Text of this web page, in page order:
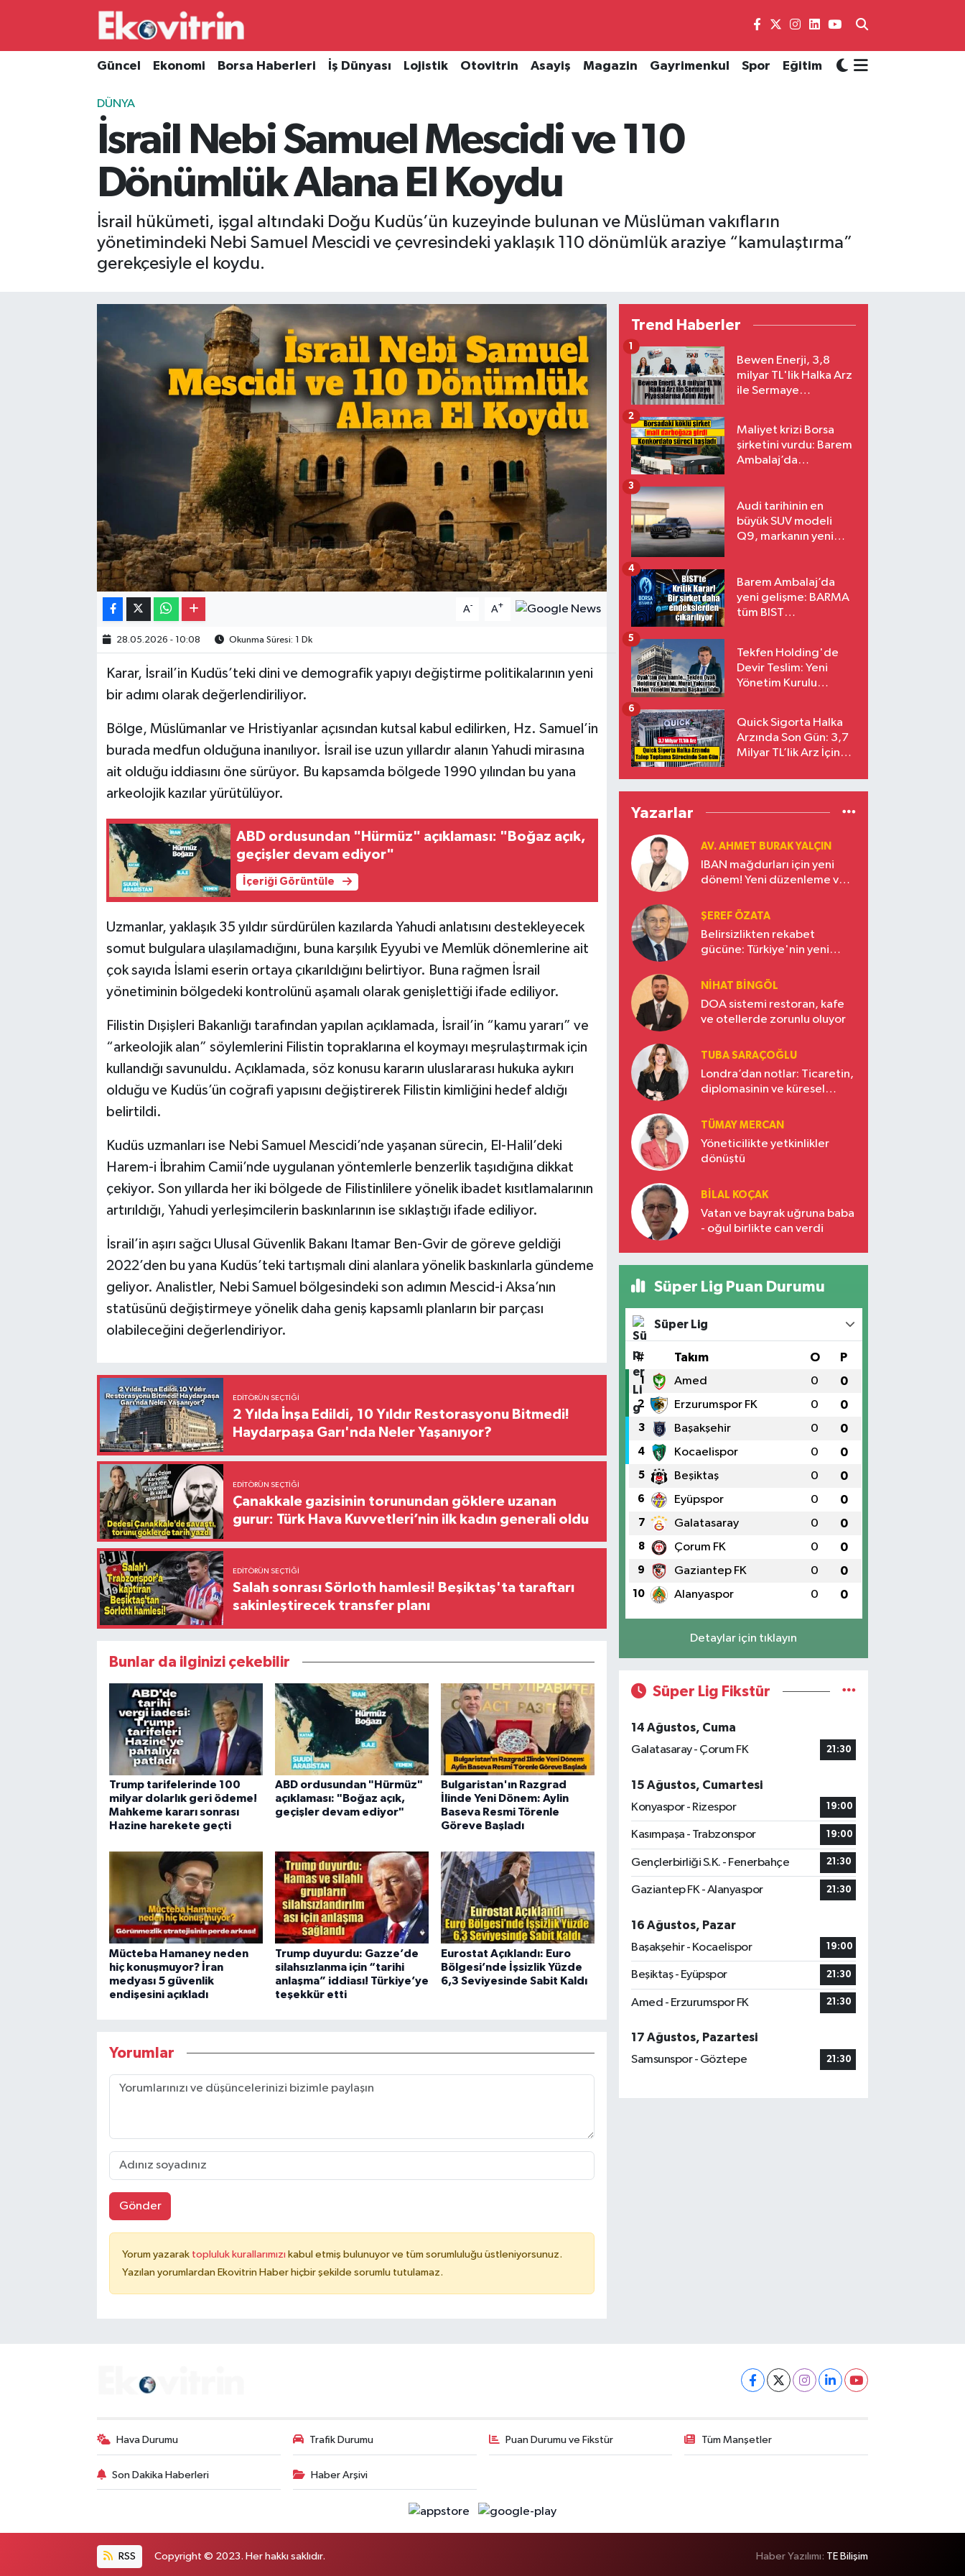
Güncel Ekonomi Borsa Haberleri İş Dünyası Lojistik Otovitrin Asayiş Magazin Gayrimenkul Spor Eğitim
DÜNYA
İsrail Nebi Samuel Mescidi ve 110
Dönümlük Alana El Koydu
İsrail hükümeti, işgal altındaki Doğu Kudüs’ün kuzeyinde bulunan ve Müslüman vakıfların
yönetimindeki Nebi Samuel Mescidi ve çevresindeki yaklaşık 110 dönümlük araziye “kamulaştırma”
gerekçesiyle el koydu.
A- A+
28.05.2026 - 10:08 Okunma Süresi: 1 Dk
Karar, İsrail’in Kudüs’teki dini ve demografik yapıyı değiştirme politikalarının yeni
bir adımı olarak değerlendiriliyor.
Bölge, Müslümanlar ve Hristiyanlar açısından kutsal kabul edilirken, Hz. Samuel’in
burada medfun olduğuna inanılıyor. İsrail ise uzun yıllardır alanın Yahudi mirasına
ait olduğu iddiasını öne sürüyor. Bu kapsamda bölgede 1990 yılından bu yana
arkeolojik kazılar yürütülüyor.
ABD ordusundan "Hürmüz" açıklaması: "Boğaz açık,
geçişler devam ediyor"
İçeriği Görüntüle
Uzmanlar, yaklaşık 35 yıldır sürdürülen kazılarda Yahudi anlatısını destekleyecek
somut bulgulara ulaşılamadığını, buna karşılık Eyyubi ve Memlük dönemlerine ait
çok sayıda İslami eserin ortaya çıkarıldığını belirtiyor. Buna rağmen İsrail
yönetiminin bölgedeki kontrolünü aşamalı olarak genişlettiği ifade ediliyor.
Filistin Dışişleri Bakanlığı tarafından yapılan açıklamada, İsrail’in “kamu yararı” ve
“arkeolojik alan” söylemlerini Filistin topraklarına el koymayı meşrulaştırmak için
kullandığı savunuldu. Açıklamada, söz konusu kararın uluslararası hukuka aykırı
olduğu ve Kudüs’ün coğrafi yapısını değiştirerek Filistin kimliğini hedef aldığı
belirtildi.
Kudüs uzmanları ise Nebi Samuel Mescidi’nde yaşanan sürecin, El-Halil’deki
Harem-i İbrahim Camii’nde uygulanan yöntemlerle benzerlik taşıdığına dikkat
çekiyor. Son yıllarda her iki bölgede de Filistinlilere yönelik ibadet kısıtlamalarının
artırıldığı, Yahudi yerleşimcilerin baskınlarının ise sıklaştığı ifade ediliyor.
İsrail’in aşırı sağcı Ulusal Güvenlik Bakanı Itamar Ben-Gvir de göreve geldiği
2022’den bu yana Kudüs’teki tartışmalı dini alanlara yönelik baskınlarla gündeme
geliyor. Analistler, Nebi Samuel bölgesindeki son adımın Mescid-i Aksa’nın
statüsünü değiştirmeye yönelik daha geniş kapsamlı planların bir parçası
olabileceğini değerlendiriyor.
EDITÖRÜN SEÇTIĞI
2 Yılda İnşa Edildi, 10 Yıldır Restorasyonu Bitmedi!
Haydarpaşa Garı'nda Neler Yaşanıyor?
EDITÖRÜN SEÇTIĞI
Çanakkale gazisinin torunundan göklere uzanan
gurur: Türk Hava Kuvvetleri’nin ilk kadın generali oldu
EDITÖRÜN SEÇTIĞI
Salah sonrası Sörloth hamlesi! Beşiktaş'ta taraftarı
sakinleştirecek transfer planı
Bunlar da ilginizi çekebilir
Trump tarifelerinde 100
milyar dolarlık geri ödeme!
Mahkeme kararı sonrası
Hazine harekete geçti
ABD ordusundan "Hürmüz"
açıklaması: "Boğaz açık,
geçişler devam ediyor"
Bulgaristan'ın Razgrad
İlinde Yeni Dönem: Aylin
Baseva Resmi Törenle
Göreve Başladı
Mücteba Hamaney neden
hiç konuşmuyor? İran
medyası 5 güvenlik
endişesini açıkladı
Trump duyurdu: Gazze’de
silahsızlanma için “tarihi
anlaşma” iddiası! Türkiye’ye
teşekkür etti
Eurostat Açıklandı: Euro
Bölgesi’nde İşsizlik Yüzde
6,3 Seviyesinde Sabit Kaldı
Yorumlar
Gönder
Yorum yazarak topluluk kurallarımızı kabul etmiş bulunuyor ve tüm sorumluluğu üstleniyorsunuz.
Yazılan yorumlardan Ekovitrin Haber hiçbir şekilde sorumlu tutulamaz.
Trend Haberler
Bewen Enerji, 3,8
milyar TL'lik Halka Arz
ile Sermaye
1
Maliyet krizi Borsa
şirketini vurdu: Barem
Ambalaj’da
2
Audi tarihinin en
büyük SUV modeli
Q9, markanın yeni
3
Barem Ambalaj’da
yeni gelişme: BARMA
tüm BIST
4
Tekfen Holding'de
Devir Teslim: Yeni
Yönetim Kurulu
5
Quick Sigorta Halka
Arzında Son Gün: 3,7
Milyar TL’lik Arz İçin
Eriyor
6
Yazarlar
AV. AHMET BURAK YALÇIN
IBAN mağdurları için yeni
dönem! Yeni düzenleme ve
ŞEREF ÖZATA
Belirsizlikten rekabet
gücüne: Türkiye'nin yeni
NIHAT BINGÖL
DOA sistemi restoran, kafe
ve otellerde zorunlu oluyor
TUBA SARAÇOĞLU
Londra’dan notlar: Ticaretin,
diplomasinin ve küresel
Türkiye’nin yükselen gücü
TÜMAY MERCAN
Yöneticilikte yetkinlikler
dönüştü
BILAL KOÇAK
Vatan ve bayrak uğruna baba
- oğul birlikte can verdi
Süper Lig Puan Durumu
Süper Lig
# Takım O P
1 Amed 0 0
2 Erzurumspor FK 0 0
3 Başakşehir 0 0
4 Kocaelispor 0 0
5 Beşiktaş 0 0
6 Eyüpspor 0 0
7 Galatasaray 0 0
8 Çorum FK 0 0
9 Gaziantep FK 0 0
10 Alanyaspor 0 0
Detaylar için tıklayın
Süper Lig Fikstür
14 Ağustos, Cuma
Galatasaray - Çorum FK
21:30
15 Ağustos, Cumartesi
Konyaspor - Rizespor
19:00
Kasımpaşa - Trabzonspor 19:00
Gençlerbirliği S.K. - Fenerbahçe 21:30
Gaziantep FK - Alanyaspor 21:30
16 Ağustos, Pazar
Başakşehir - Kocaelispor
19:00
Beşiktaş - Eyüpspor 21:30
Amed - Erzurumspor FK 21:30
17 Ağustos, Pazartesi
Samsunspor - Göztepe
21:30
Hava Durumu Trafik Durumu Puan Durumu ve Fikstür Tüm Manşetler
Son Dakika Haberleri Haber Arşivi
RSS Copyright © 2023. Her hakkı saklıdır. Haber Yazılımı: TE Bilişim
Güncel
Borsa Haberleri
Gayrimenkul
Hava Durumu
Süper Lig Puan Durumu ve Fikstür
Tüm Manşetler
Son Dakika Haberleri
Haber Arşivi